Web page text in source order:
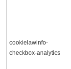
cookielawinfo-
checkbox-analytics